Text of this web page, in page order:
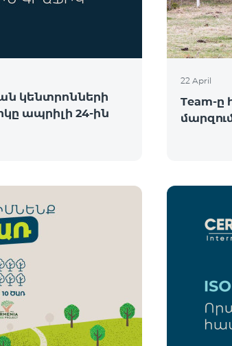
կենտրոնների
ապրիլի 24-ին
22 April
Team-ը